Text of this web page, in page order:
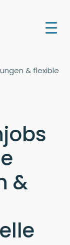
& flexible
&